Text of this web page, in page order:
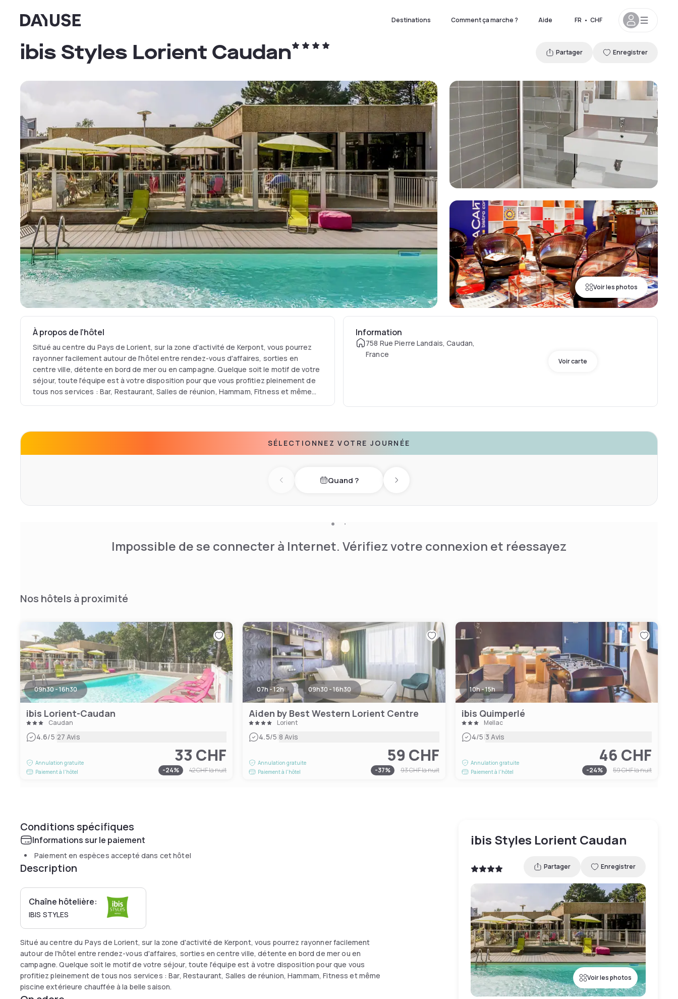
Dayuse Destinations Comment ça marche ? Aide FR • CHF
Voir les photos
ibis Styles Lorient Caudan Partager Enregistrer
À propos de l'hôtel
Situé au centre du Pays de Lorient, sur la zone d'activité de Kerpont, vous pourrez
rayonner facilement autour de l'hôtel entre rendez-vous d'affaires, sorties en
centre ville, détente en bord de mer ou en campagne. Quelque soit le motif de votre
séjour, toute l'équipe est à votre disposition pour que vous profitiez pleinement de
tous nos services : Bar, Restaurant, Salles de réunion, Hammam, Fitness et même
Information
758 Rue Pierre Landais, Caudan,
France
Voir carte
SÉLECTIONNEZ VOTRE JOURNÉE
Previous dayQuand ? Next day
Impossible de se connecter à Internet. Vérifiez votre connexion et réessayez
Nos hôtels à proximité
09h30 - 16h30
ibis Lorient-Caudan
Caudan
4.6/5|27 Avis
Annulation gratuite
Paiement à l'hôtel
33 CHF
-24% 42 CHFla nuit
07h - 12h 09h30 - 16h30
Aiden by Best Western Lorient Centre
Lorient
4.5/5|8 Avis
Annulation gratuite
Paiement à l'hôtel
59 CHF
-37% 93 CHFla nuit
10h - 15h
ibis Quimperlé
Mellac
4/5|3 Avis
Annulation gratuite
Paiement à l'hôtel
46 CHF
-24% 59 CHFla nuit
Conditions spécifiques
Informations sur le paiement
Paiement en espèces accepté dans cet hôtel
Description
Chaîne hôtelière:
IBIS STYLES
Situé au centre du Pays de Lorient, sur la zone d'activité de Kerpont, vous pourrez rayonner facilement
autour de l'hôtel entre rendez-vous d'affaires, sorties en centre ville, détente en bord de mer ou en
campagne. Quelque soit le motif de votre séjour, toute l'équipe est à votre disposition pour que vous
profitiez pleinement de tous nos services : Bar, Restaurant, Salles de réunion, Hammam, Fitness et même
piscine extérieure chauffée à la belle saison.
ibis Styles Lorient Caudan
Partager Enregistrer
Voir les photos